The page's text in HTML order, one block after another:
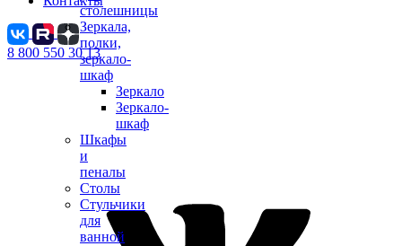
столешницы
Зеркала,
полки,
зеркало-
шкаф
Зеркало
Зеркало-
шкаф
Шкафы
и
пеналы
Столы
Стульчики
для
ванной
8 800 550 30 13